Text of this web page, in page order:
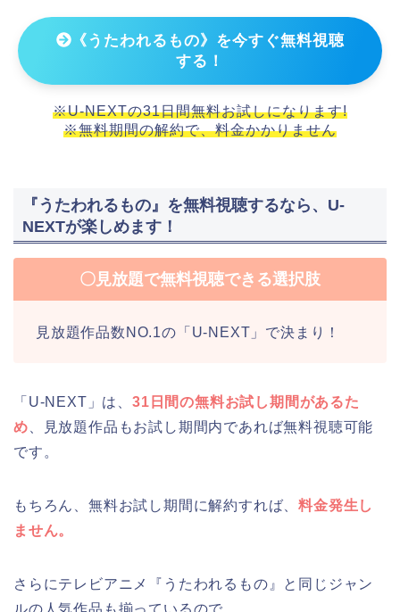
《うたわれるもの》を今すぐ無料視聴
する！
※U-NEXTの31日間無料お試しになります!
※無料期間の解約で、料金かかりません
『うたわれるもの』を無料視聴するなら、U-
NEXTが楽しめます！
〇見放題で無料視聴できる選択肢
見放題作品数NO.1の「U-NEXT」で決まり！
「U-NEXT」は、 31日間の無料お試し期間があるた
め 、見放題作品もお試し期間内であれば無料視聴可能
です。
もちろん、無料お試し期間に解約すれば、料金発生し
ません。
さらにテレビアニメ『うたわれるもの』と同じジャン
ルの人気作品も揃っているので、